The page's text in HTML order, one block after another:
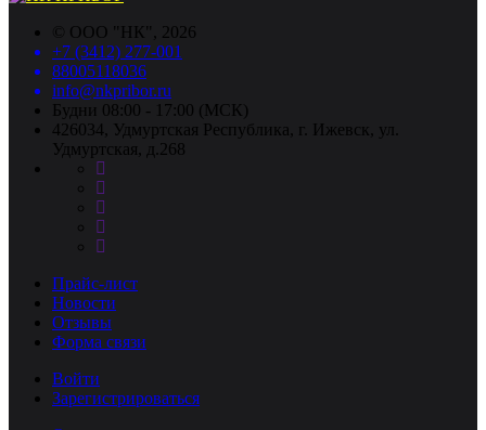
© ООО "НК", 2026
+7 (3412) 277-001
88005118036
info@nkpribor.ru
Будни 08:00 - 17:00 (МСК)
426034, Удмуртская Республика, г. Ижевск, ул.
Удмуртская, д.268
Прайс-лист
Новости
Отзывы
Форма связи
Войти
Зарегистрироваться